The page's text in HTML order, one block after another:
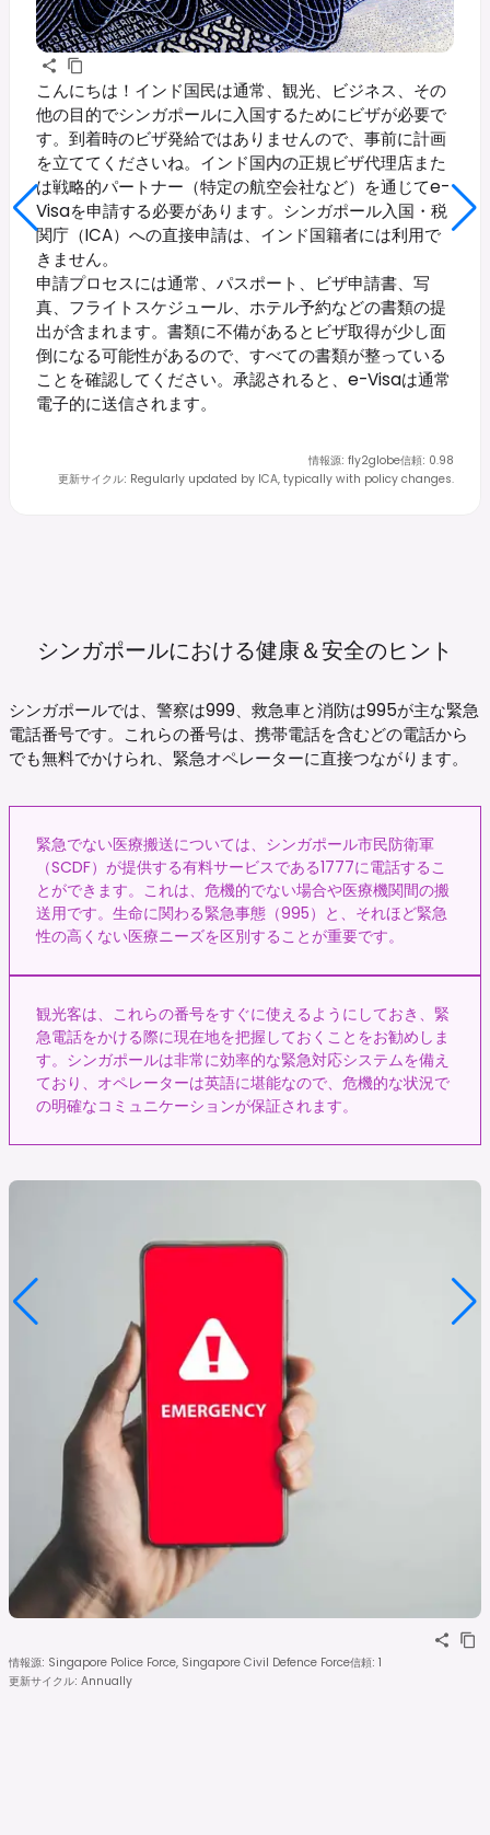
こんにちは！インド国民は通常、観光、ビジネス、その
他の目的でシンガポールに入国するためにビザが必要で
す。到着時のビザ発給ではありませんので、事前に計画
を立ててくださいね。インド国内の正規ビザ代理店また
は戦略的パートナー（特定の航空会社など）を通じてe-
Visaを申請する必要があります。シンガポール入国・税
関庁（ICA）への直接申請は、インド国籍者には利用で
きません。
申請プロセスには通常、パスポート、ビザ申請書、写
真、フライトスケジュール、ホテル予約などの書類の提
出が含まれます。書類に不備があるとビザ取得が少し面
倒になる可能性があるので、すべての書類が整っている
ことを確認してください。承認されると、e-Visaは通常
電子的に送信されます。
情報源: fly2globe信頼: 0.98
更新サイクル: Regularly updated by ICA, typically with policy changes.
シンガポールにおける健康＆安全のヒント
シンガポールでは、警察は999、救急車と消防は995が主な緊急
電話番号です。これらの番号は、携帯電話を含むどの電話から
でも無料でかけられ、緊急オペレーターに直接つながります。
緊急でない医療搬送については、シンガポール市民防衛軍
（SCDF）が提供する有料サービスである1777に電話するこ
とができます。これは、危機的でない場合や医療機関間の搬
送用です。生命に関わる緊急事態（995）と、それほど緊急
性の高くない医療ニーズを区別することが重要です。
観光客は、これらの番号をすぐに使えるようにしておき、緊
急電話をかける際に現在地を把握しておくことをお勧めしま
す。シンガポールは非常に効率的な緊急対応システムを備え
ており、オペレーターは英語に堪能なので、危機的な状況で
の明確なコミュニケーションが保証されます。
情報源: Singapore Police Force, Singapore Civil Defence Force信頼: 1
更新サイクル: Annually